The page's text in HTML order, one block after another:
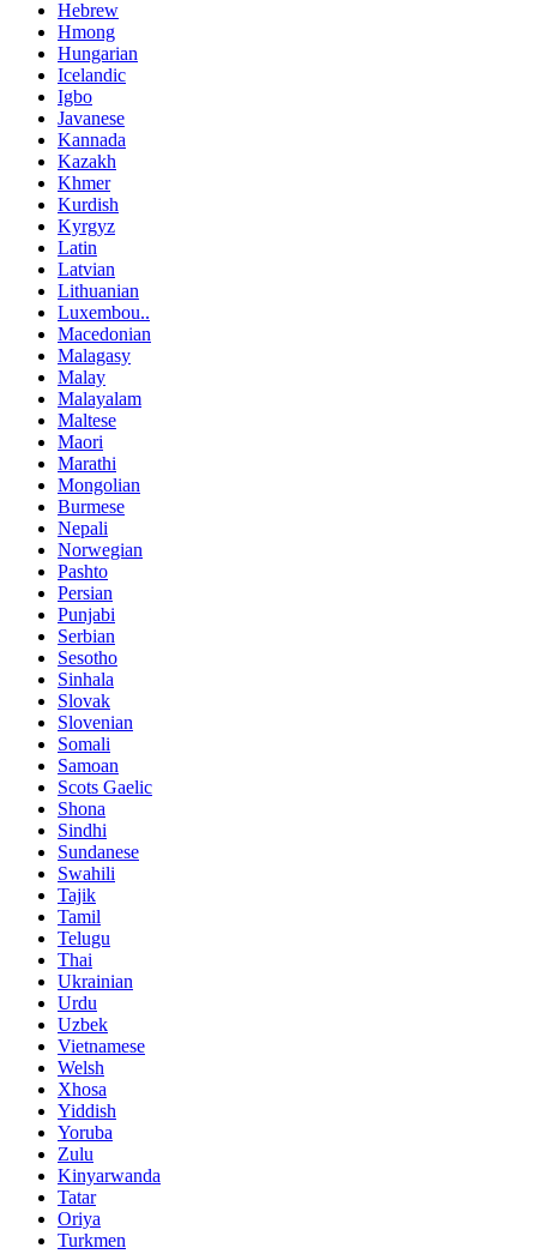
Hebrew
Hmong
Hungarian
Icelandic
Igbo
Javanese
Kannada
Kazakh
Khmer
Kurdish
Kyrgyz
Latin
Latvian
Lithuanian
Luxembou..
Macedonian
Malagasy
Malay
Malayalam
Maltese
Maori
Marathi
Mongolian
Burmese
Nepali
Norwegian
Pashto
Persian
Punjabi
Serbian
Sesotho
Sinhala
Slovak
Slovenian
Somali
Samoan
Scots Gaelic
Shona
Sindhi
Sundanese
Swahili
Tajik
Tamil
Telugu
Thai
Ukrainian
Urdu
Uzbek
Vietnamese
Welsh
Xhosa
Yiddish
Yoruba
Zulu
Kinyarwanda
Tatar
Oriya
Turkmen